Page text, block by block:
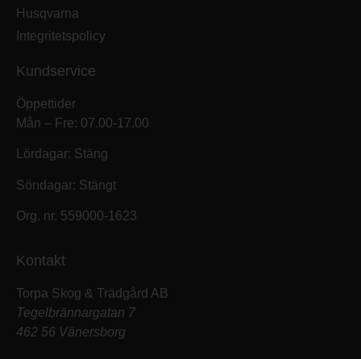
Husqvarna
Integritetspolicy
Kundservice
Öppettider
Mån – Fre: 07.00-17.00
Lördagar: Stäng
Söndagar: Stängt
Org. nr. 559000-1623
Kontakt
Torpa Skog & Trädgård AB
Tegelbrännargatan 7
462 56 Vänersborg